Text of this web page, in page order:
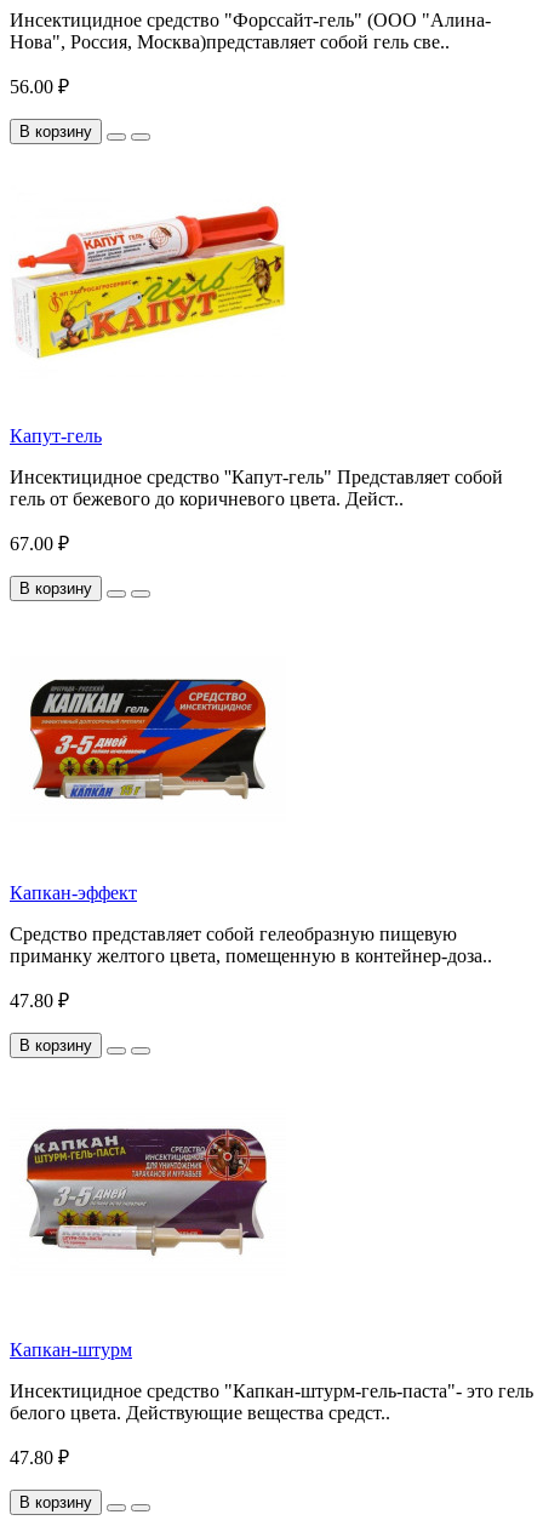
Инсектицидное средство "Форссайт-гель" (ООО "Алина-
Нова", Россия, Москва)представляет собой гель све..
56.00 ₽
В корзину
Капут-гель
Инсектицидное средство ''Капут-гель" Представляет собой
гель от бежевого до коричневого цвета. Дейст..
67.00 ₽
В корзину
Капкан-эффект
Средство представляет собой гелеобразную пищевую
приманку желтого цвета, помещенную в контейнер-доза..
47.80 ₽
В корзину
Капкан-штурм
Инсектицидное средство "Капкан-штурм-гель-паста"- это гель
белого цвета. Действующие вещества средст..
47.80 ₽
В корзину